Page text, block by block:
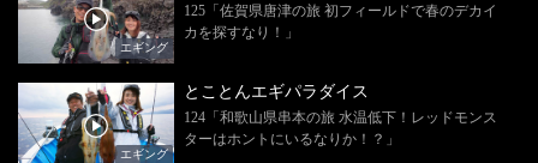
エギング
125「佐賀県唐津の旅 初フィールドで春のデカイ
カを探すなり！」
エギング
とことんエギパラダイス
124「和歌山県串本の旅 水温低下！レッドモンス
ターはホントにいるなりか！？」